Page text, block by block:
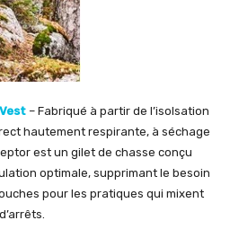
– Fabriqué à partir de l’isolsation
hautement respirante, à séchage
est un gilet de chasse conçu
optimale, supprimant le besoin
pour les pratiques qui mixent